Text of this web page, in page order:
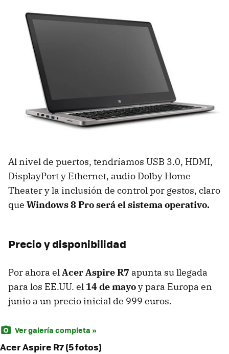
Al nivel de puertos, tendríamos USB 3.0, HDMI,
DisplayPort y Ethernet, audio Dolby Home
Theater y la inclusión de control por gestos, claro
que Windows 8 Pro será el sistema operativo.
Precio y disponibilidad
Por ahora el Acer Aspire R7 apunta su llegada
para los EE.UU. el 14 de mayoy para Europa en
junio a un precio inicial de 999 euros.
Ver galería completa »
Acer Aspire R7 (5 fotos)